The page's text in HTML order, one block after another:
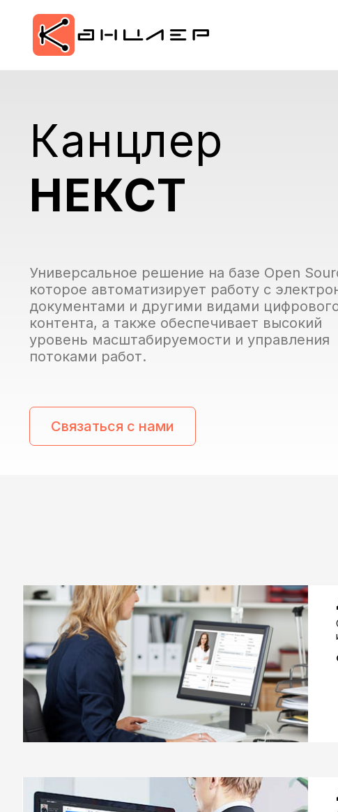
Канцлер
НЕКСТ
Универсальное решение на базе Open
которое автоматизирует работу с
документами и другими видами
контента, а также обеспечивает высокий
уровень масштабируемости и управления
потоками работ.
Связаться с нами